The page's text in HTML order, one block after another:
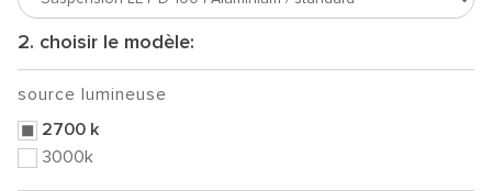
2. choisir le modèle:
source lumineuse
2700 k
3000k